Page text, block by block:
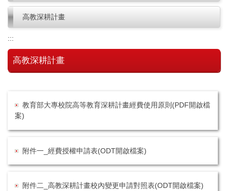
高教深耕計畫
:::
高教深耕計畫
教育部大專校院高等教育深耕計畫經費使用原則(PDF開啟檔
案)
附件一_經費授權申請表(ODT開啟檔案)
附件二_高教深耕計畫校內變更申請對照表(ODT開啟檔案)